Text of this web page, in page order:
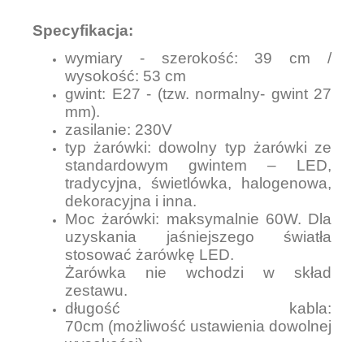
Specyfikacja:
wymiary - szerokość: 39 cm /
wysokość: 53 cm
gwint: E27 - (tzw. normalny- gwint 27
mm).
zasilanie: 230V
typ żarówki: dowolny typ żarówki ze
standardowym gwintem – LED,
tradycyjna, świetlówka, halogenowa,
dekoracyjna i inna.
Moc żarówki: maksymalnie 60W. Dla
uzyskania jaśniejszego światła
stosować żarówkę LED.
Żarówka nie wchodzi w skład
zestawu.
długość kabla:
70cm (możliwość ustawienia dowolnej